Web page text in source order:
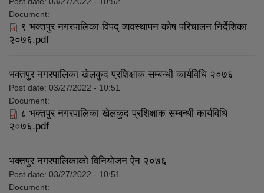
Document:
९ भक्तपुर नगरपालिका विपद् व्यवस्थापन कोष परिचालन निर्देशिका
२०७६.pdf
भक्तपुर नगरपालिका खेलकुद प्रशिक्षाक सम्बन्धी कार्यविधि २०७६
Post date: 03/27/2022 - 10:51
Document:
८ भक्तपुर नगरपालिका खेलकुद प्रशिक्षाक सम्बन्धी कार्यविधि
२०७६.pdf
भक्तपुर नगरपालिकाको विनियोजन ऐन २०७६
Post date: 03/27/2022 - 10:51
Document: